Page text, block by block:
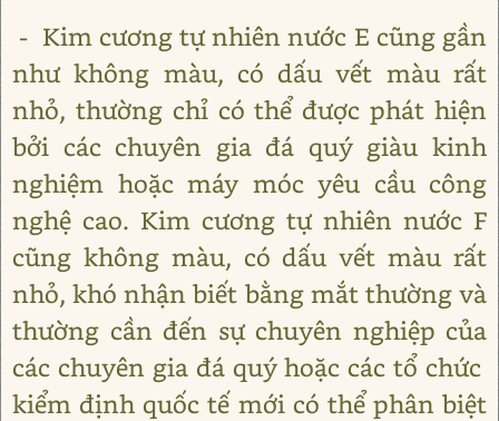
- Kim cương tự nhiên nước E cũng gần
như không màu, có dấu vết màu rất
nhỏ, thường chỉ có thể được phát hiện
bởi các chuyên gia đá quý giàu kinh
nghiệm hoặc máy móc yêu cầu công
nghệ cao. Kim cương tự nhiên nước F
cũng không màu, có dấu vết màu rất
nhỏ, khó nhận biết bằng mắt thường và
thường cần đến sự chuyên nghiệp của
các chuyên gia đá quý hoặc các tổ chức
kiểm định quốc tế mới có thể phân biệt